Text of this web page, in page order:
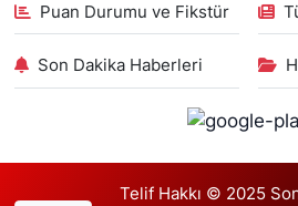
Puan Durumu ve Fikstür
Son Dakika Haberleri
Telif Hakkı © 2025